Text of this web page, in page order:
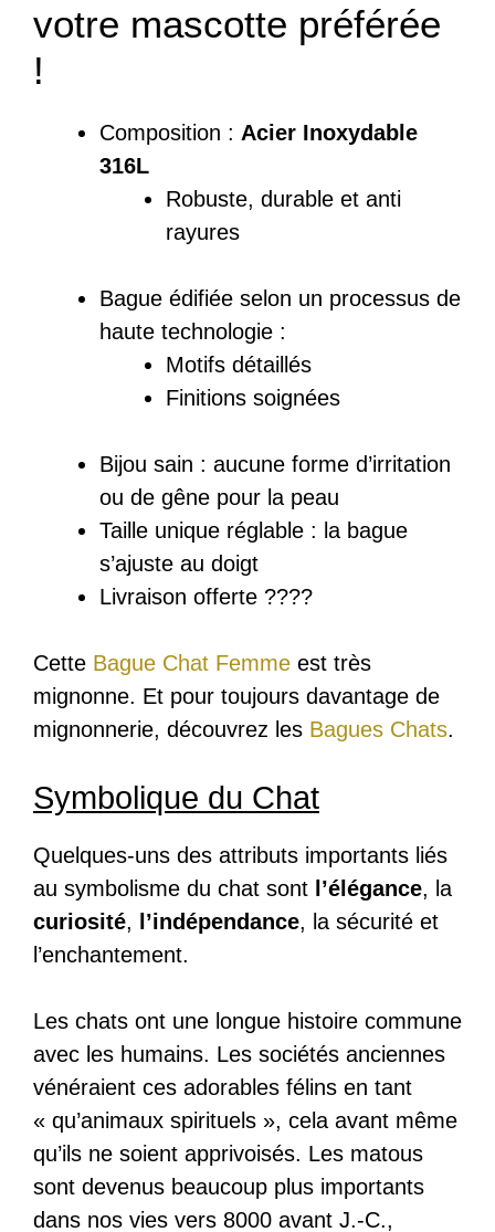
votre mascotte préférée
!
Composition : Acier Inoxydable
316L
Robuste, durable et anti
rayures
Bague édifiée selon un processus de
haute technologie :
Motifs détaillés
Finitions soignées
Bijou sain : aucune forme d’irritation
ou de gêne pour la peau
Taille unique réglable : la bague
s’ajuste au doigt
Livraison offerte ????
Cette Bague Chat Femme est très
mignonne. Et pour toujours davantage de
mignonnerie, découvrez les Bagues Chats.
Symbolique du Chat
Quelques-uns des attributs importants liés
au symbolisme du chat sont l’élégance, la
curiosité, l’indépendance, la sécurité et
l’enchantement.
Les chats ont une longue histoire commune
avec les humains. Les sociétés anciennes
vénéraient ces adorables félins en tant
« qu’animaux spirituels », cela avant même
qu’ils ne soient apprivoisés. Les matous
sont devenus beaucoup plus importants
dans nos vies vers 8000 avant J.-C.,